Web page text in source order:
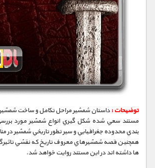
گردشگری
ماورایی
مسابقات / ورزشی
مستند های اختصاصی
توضیحات : داستان شمشير مراحل تكامل و ساخت شمشير
مستند سعي شده شكل گيري انواع شمشير مورد
بندي محدوده جغرافيايي و سير تطور تاريخي شمشير در
همچنين قصه شمشيرهاي معروف تاريخ كه نقشي
ها داشته اند در اين مستند روايت خواهد شد.